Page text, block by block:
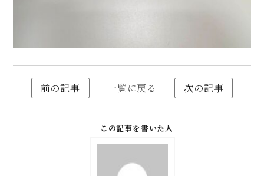
前の記事 一覧に戻る 次の記事
この記事を書いた人